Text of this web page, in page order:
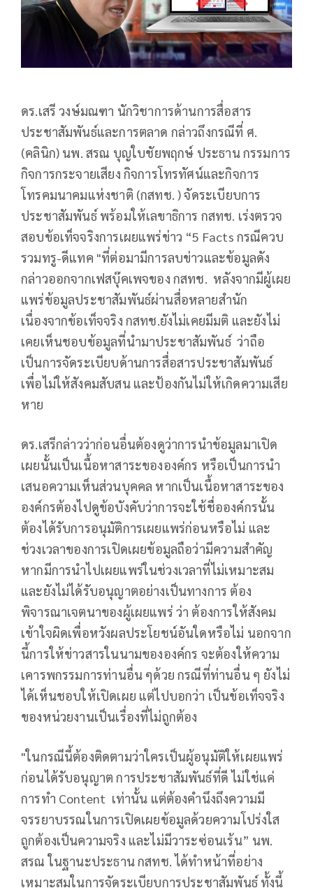
ดร.เสรี วงษ์มณฑา นักวิชาการด้านการสื่อสาร
ประชาสัมพันธ์และการตลาด กล่าวถึงกรณีที่ ศ.
(คลินิก) นพ. สรณ บุญใบชัยพฤกษ์ ประธาน กรรมการ
กิจการกระจายเสียง กิจการโทรทัศน์และกิจการ
โทรคมนาคมแห่งชาติ (กสทช. ) จัดระเบียบการ
ประชาสัมพันธ์ พร้อมให้เลขาธิการ กสทช. เร่งตรวจ
สอบข้อเท็จจริงการเผยแพร่ข่าว “5 Facts กรณีควบ
รวมทรู-ดีแทค "ที่ต่อมามีการลบข่าวและข้อมูลดัง
กล่าวออกจากเฟสบุ๊คเพจของ กสทช. หลังจากมีผู้เผย
แพร่ข้อมูลประชาสัมพันธ์ผ่านสื่อหลายสำนัก
เนื่องจากข้อเท็จจริง กสทช.ยังไม่เคยมีมติ และยังไม่
เคยเห็นชอบข้อมูลที่นำมาประชาสัมพันธ์ ว่าถือ
เป็นการจัดระเบียบด้านการสื่อสารประชาสัมพันธ์
เพื่อไม่ให้สังคมสับสน และป้องกันไม่ให้เกิดความเสีย
หาย
ดร.เสรีกล่าวว่าก่อนอื่นต้องดูว่าการนำข้อมูลมาเปิด
เผยนั้นเป็นเนื้อหาสาระขององค์กร หรือเป็นการนำ
เสนอความเห็นส่วนบุคคล หากเป็นเนื้อหาสาระของ
องค์กรต้องไปดูข้อบังคับว่าการจะใช้ชื่อองค์กรนั้น
ต้องได้รับการอนุมัติการเผยแพร่ก่อนหรือไม่ และ
ช่วงเวลาของการเปิดเผยข้อมูลถือว่ามีความสำคัญ
หากมีการนำไปเผยแพร่ในช่วงเวลาที่ไม่เหมาะสม
และยังไม่ได้รับอนุญาตอย่างเป็นทางการ ต้อง
พิจารณาเจตนาของผู้เผยแพร่ ว่า ต้องการให้สังคม
เข้าใจผิดเพื่อหวังผลประโยชน์อันใดหรือไม่ นอกจาก
นี้การให้ข่าวสารในนามขององค์กร จะต้องให้ความ
เคารพกรรมการท่านอื่น ๆด้วย กรณีที่ท่านอื่น ๆ ยังไม่
ได้เห็นชอบให้เปิดเผย แต่ไปบอกว่า เป็นข้อเท็จจริง
ของหน่วยงานเป็นเรื่องที่ไม่ถูกต้อง
"ในกรณีนี้ต้องติดตามว่าใครเป็นผู้อนุมัติให้เผยแพร่
ก่อนได้รับอนุญาต การประชาสัมพันธ์ที่ดี ไม่ใช่แค่
การทำ Content เท่านั้น แต่ต้องคำนึงถึงความมี
จรรยาบรรณในการเปิดเผยข้อมูลด้วยความโปร่งใส
ถูกต้องเป็นความจริง และไม่มีวาระซ่อนเร้น” นพ.
สรณ ในฐานะประธาน กสทช. ได้ทำหน้าที่อย่าง
เหมาะสมในการจัดระเบียบการประชาสัมพันธ์ ทั้งนี้